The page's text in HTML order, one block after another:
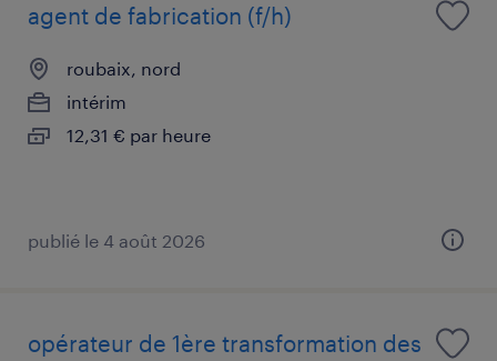
agent de fabrication (f/h)
roubaix, nord
intérim
12,31 € par heure
publié le 4 août 2026
opérateur de 1ère transformation des